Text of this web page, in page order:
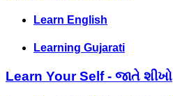
Learn English
Learning Gujarati
Learn Your Self - જાતે શીખો